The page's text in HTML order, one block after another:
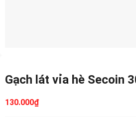
Gạch lát vỉa hè Secoin
130.000₫